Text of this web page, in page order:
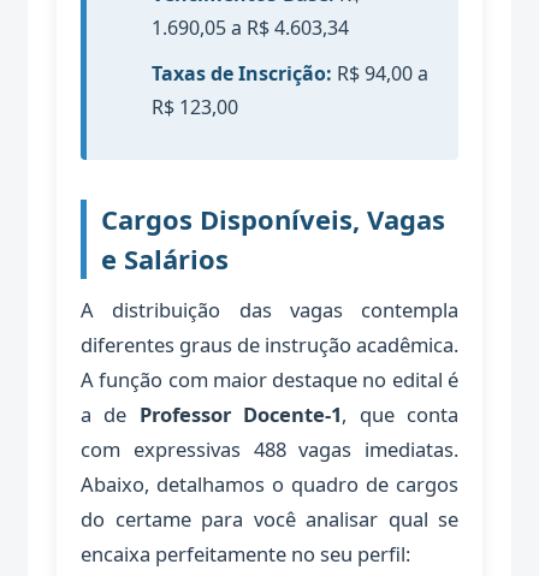
1.690,05 a R$ 4.603,34
Taxas de Inscrição: R$ 94,00 a
R$ 123,00
Cargos Disponíveis, Vagas
e Salários
A distribuição das vagas contempla
diferentes graus de instrução acadêmica.
A função com maior destaque no edital é
a de Professor Docente-1, que conta
com expressivas 488 vagas imediatas.
Abaixo, detalhamos o quadro de cargos
do certame para você analisar qual se
encaixa perfeitamente no seu perfil: